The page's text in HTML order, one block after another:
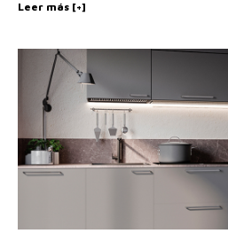
Leer más [+]